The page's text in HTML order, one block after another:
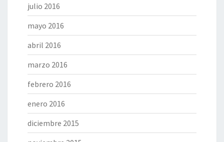
julio 2016
mayo 2016
abril 2016
marzo 2016
febrero 2016
enero 2016
diciembre 2015